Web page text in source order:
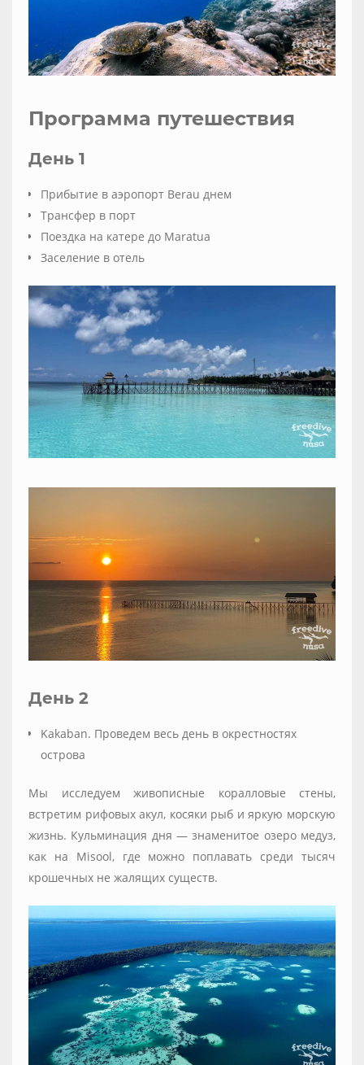
Программа путешествия
День 1
Прибытие в аэропорт Berau днем
Трансфер в порт
Поездка на катере до Maratua
Заселение в отель
День 2
Kakaban. Проведем весь день в окрестностях
острова
Мы исследуем живописные коралловые стены,
встретим рифовых акул, косяки рыб и яркую морскую
жизнь. Кульминация дня — знаменитое озеро медуз,
как на Misool, где можно поплавать среди тысяч
крошечных не жалящих существ.